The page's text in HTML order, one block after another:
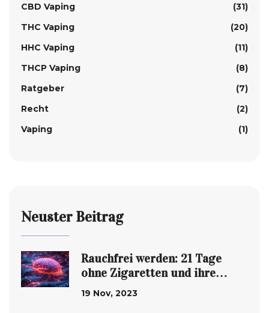
CBD Vaping
(31)
THC Vaping
(20)
HHC Vaping
(11)
THCP Vaping
(8)
Ratgeber
(7)
Recht
(2)
Vaping
(1)
Neuster Beitrag
Rauchfrei werden: 21 Tage
ohne Zigaretten und ihre
positiven Effekte
19 Nov, 2023